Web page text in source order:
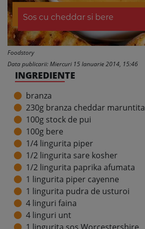
Sos cu cheddar si bere
Foodstory
Data publicarii: Miercuri 15 Ianuarie 2014, 15:46
INGREDIENTE
branza
230g branza cheddar maruntita
100g stock de pui
100g bere
1/4 lingurita piper
1/2 lingurita sare kosher
1/2 lingurita paprika afumata
1 lingurita piper cayenne
1 lingurita pudra de usturoi
4 linguri faina
4 linguri unt